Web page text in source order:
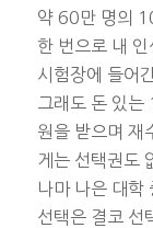
약 60만 명의
한 번으로 내
시험장에 들어
그래도 돈 있는
원을 받으며 재
게는 선택권도
나마 나은 대학
선택은 결코 선